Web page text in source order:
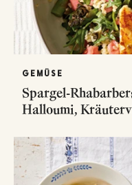
GEMÜSE
Spargel-
Halloumi,